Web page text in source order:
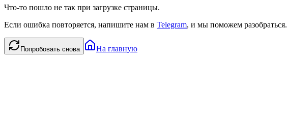
Что-то пошло не так при загрузке страницы.
Если ошибка повторяется, напишите нам в Telegram, и мы поможем разобраться.
Попробовать снова На главную